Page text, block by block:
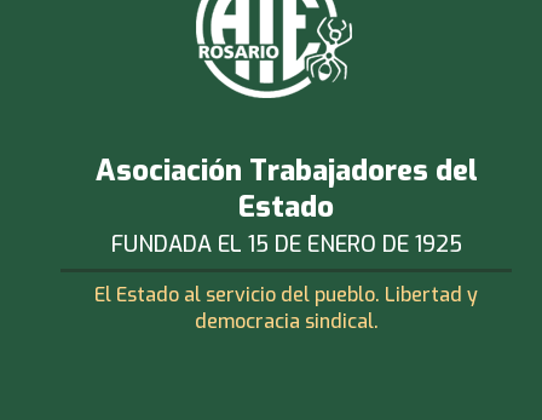
Asociación Trabajadores del
Estado
FUNDADA EL 15 DE ENERO DE 1925
El Estado al servicio del pueblo. Libertad y
democracia sindical.